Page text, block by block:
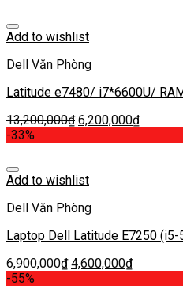
Add to wishlist
Dell Văn Phòng
Latitude e7480/ i7*6600U/
13,200,000₫ 6,200,000₫
-33%
Add to wishlist
Dell Văn Phòng
Laptop Dell Latitude E7250 (i5-
6,900,000₫ 4,600,000₫
-55%